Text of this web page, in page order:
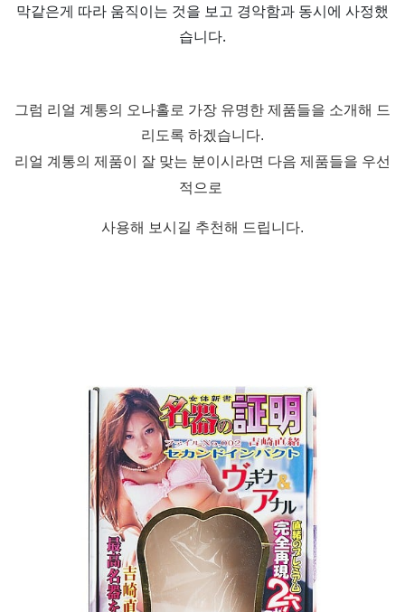
막같은게 따라 움직이는 것을 보고 경악함과 동시에 사정했
습니다.
그럼 리얼 계통의 오나홀로 가장 유명한 제품들을 소개해 드
리도록 하겠습니다.
리얼 계통의 제품이 잘 맞는 분이시라면 다음 제품들을 우선
적으로
사용해 보시길 추천해 드립니다.